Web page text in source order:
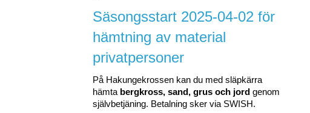
Säsongsstart 2025-04-02 för
hämtning av material
privatpersoner
På Hakungekrossen kan du med släpkärra
hämta bergkross, sand, grus och jord genom
självbetjäning. Betalning sker via SWISH.